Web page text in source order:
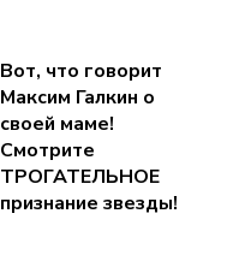
Вот, что говорит
Максим Галкин о
своей маме!
Смотрите
ТРОГАТЕЛЬНОЕ
признание звезды!